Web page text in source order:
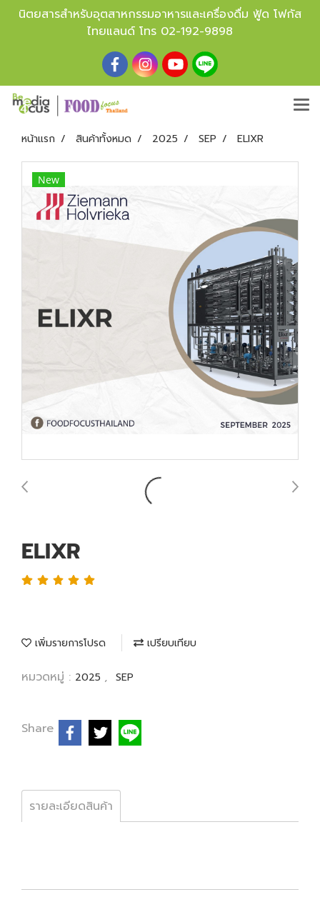
นิตยสารสำหรับอุตสาหกรรมอาหารและเครื่องดื่ม ฟู้ด โฟกัส
ไทยแลนด์ โทร 02-192-9898
หน้าแรก สินค้าทั้งหมด 2025 SEP ELIXR
New
ELIXR
เพิ่มรายการโปรด เปรียบเทียบ
หมวดหมู่ : 2025 , SEP
Share
รายละเอียดสินค้า